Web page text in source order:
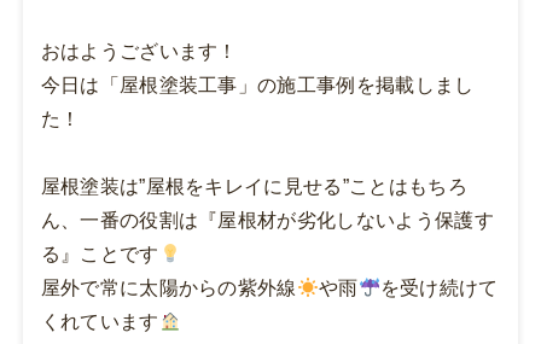
おはようございます！
今日は「屋根塗装工事」の施工事例を掲載しまし
た！
屋根塗装は”屋根をキレイに見せる”ことはもちろ
ん、一番の役割は『屋根材が劣化しないよう保護す
る』ことです
屋外で常に太陽からの紫外線
や雨
を受け続けて
くれています